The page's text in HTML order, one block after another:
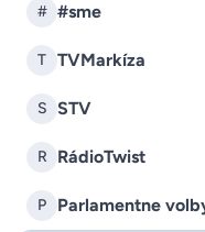
# #sme
T TVMarkíza
S STV
R RádioTwist
P Parlamentne